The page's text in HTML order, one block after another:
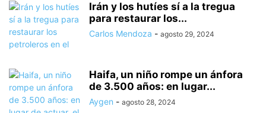
Irán y los hutíes sí a la tregua
para restaurar los...
Carlos Mendoza - agosto 29, 2024
Haifa, un niño rompe un ánfora
de 3.500 años: en lugar...
Aygen - agosto 28, 2024